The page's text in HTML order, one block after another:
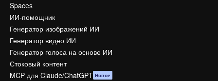
Spaces
ИИ-помощник
Генератор изображений ИИ
Генератор видео ИИ
Генератор голоса на основе ИИ
Стоковый контент
MCP для Claude/ChatGPT Новое